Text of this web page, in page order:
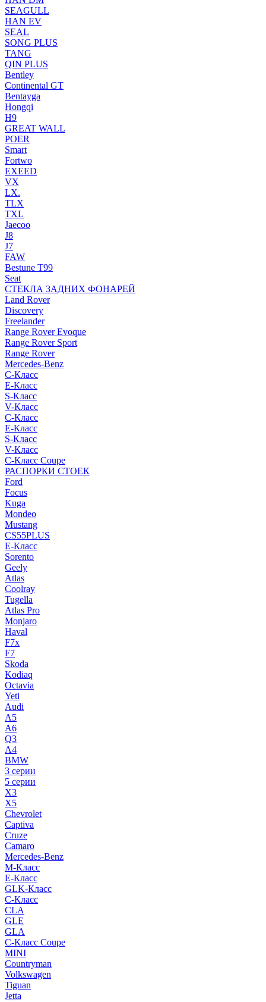
SEAGULL
HAN EV
SEAL
SONG PLUS
TANG
QIN PLUS
Bentley
Continental GT
Bentayga
Hongqi
H9
GREAT WALL
POER
Smart
Fortwo
EXEED
VX
LX.
TLX
TXL
Jaecoo
J8
J7
FAW
Bestune T99
Seat
СТЕКЛА ЗАДНИХ ФОНАРЕЙ
Land Rover
Discovery
Freelander
Range Rover Evoque
Range Rover Sport
Range Rover
Mercedes-Benz
C-Класс
E-Класс
S-Класс
V-Класс
C-Класс
E-Класс
S-Класс
V-Класс
C-Класс Coupe
РАСПОРКИ СТОЕК
Ford
Focus
Kuga
Mondeo
Mustang
CS55PLUS
E-Класс
Sorento
Geely
Atlas
Coolray
Tugella
Atlas Pro
Monjaro
Haval
F7x
F7
Skoda
Kodiaq
Octavia
Yeti
Audi
A5
A6
Q3
A4
BMW
3 серии
5 серии
X3
X5
Chevrolet
Captiva
Cruze
Camaro
Mercedes-Benz
M-Класс
E-Класс
GLK-Класс
C-Класс
CLA
GLE
GLA
C-Класс Coupe
MINI
Countryman
Volkswagen
Tiguan
Jetta